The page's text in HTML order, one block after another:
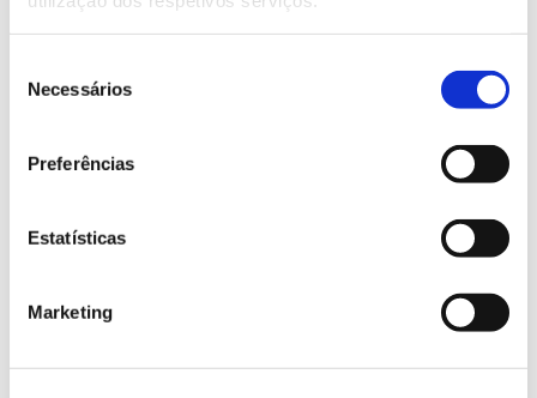
Necessários
Preferências
Estatísticas
Marketing
Genoma do priolo e de outras espécies em risco:
conhecer para conservar
02.07.2026
Registar galhas de Trichi em acácia-das-espigas:
cidadãos chamados a ajudar
25.06.2026